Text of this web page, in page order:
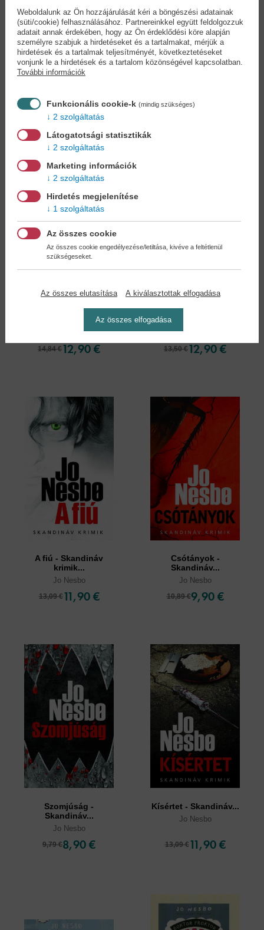
Doktor Proktor
pukipora (9....
13,69 €11,90 €
Vérhold - Skandináv
17,49 €15,90 €
Doktor Proktor
Jo Nesbo
14,84 €12,90 €
A Patkánysziget és
Jo Nesbo
13,50 €12,90 €
A fiú - Skandináv
krimik...
Jo Nesbo
13,09 € 11,90 €
Csótányok -
Skandináv...
Jo Nesbo
10,89 €9,90 €
Szomjúság -
Skandináv...
Jo Nesbo
9,79 €8,90 €
Kísértet - Skandináv...
Jo Nesbo
13,09 € 11,90 €
Weboldalunk az Ön hozzájárulását kéri a böngészési adatainak
(süti/cookie) felhasználásához. Partnereinkkel együtt feldolgozzuk
adatait annak érdekében, hogy az Ön érdeklődési köre alapján
személyre szabjuk a hirdetéseket és a tartalmakat, mérjük a
hirdetések és a tartalmak teljesítményét, következtetéseket
vonjunk le a hirdetések és a tartalom közönségével kapcsolatban.
További információk
Funkcionális cookie-k (mindig szükséges)
2 szolgáltatás
Látogatotsági statisztikák
2 szolgáltatás
Marketing információk
2 szolgáltatás
Hirdetés megjelenítése
1 szolgáltatás
Az összes cookie
Az összes cookie engedélyezése/letiltása, kivéve a feltétlenül
szükségeseket.
Az összes elutasítása A kiválasztottak elfogadása
Az összes elfogadása